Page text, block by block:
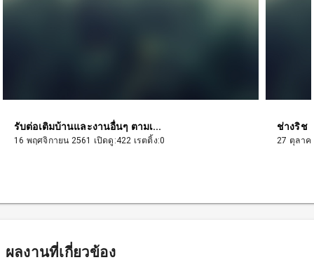
รับต่อเติมบ้านและงานอื่นๆ ตามเ...
16 พฤศจิกายน 2561 เปิดดู:422 เรตติ้ง:0
ช่างริช
27 ตุลาค
ผลงานที่เกี่ยวข้อง